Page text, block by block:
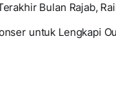
Bulan Rajab,
untuk Lengkapi